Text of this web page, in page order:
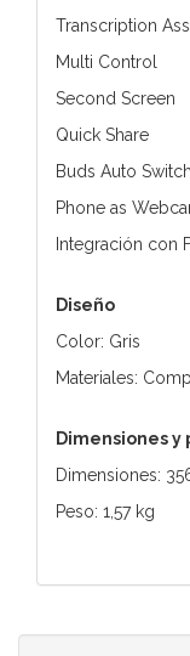
Transcription
Multi Control
Second Screen
Quick Share
Buds Auto Switch
Phone as
Integración con
Diseño
Color: Gris
Materiales:
Dimensiones y
Dimensiones:
Peso: 1,57 kg